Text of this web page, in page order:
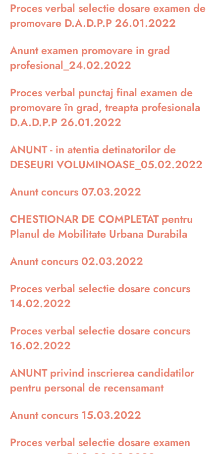
Proces verbal selectie dosare examen de
promovare D.A.D.P.P 26.01.2022
Anunt examen promovare in grad
profesional_24.02.2022
Proces verbal punctaj final examen de
promovare în grad, treapta profesionala
D.A.D.P.P 26.01.2022
ANUNT - in atentia detinatorilor de
DESEURI VOLUMINOASE_05.02.2022
Anunt concurs 07.03.2022
CHESTIONAR DE COMPLETAT pentru
Planul de Mobilitate Urbana Durabila
Anunt concurs 02.03.2022
Proces verbal selectie dosare concurs
14.02.2022
Proces verbal selectie dosare concurs
16.02.2022
ANUNT privind inscrierea candidatilor
pentru personal de recensamant
Anunt concurs 15.03.2022
Proces verbal selectie dosare examen